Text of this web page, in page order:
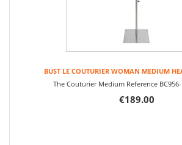
BUST LE COUTURIER WOMAN MEDIUM
The Couturier Medium Reference
€189.00